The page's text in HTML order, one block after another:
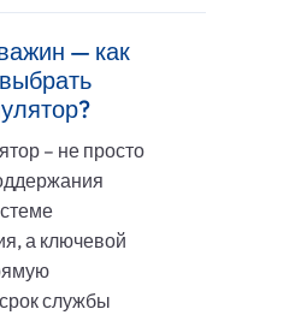
— как
– не просто
а ключевой
службы